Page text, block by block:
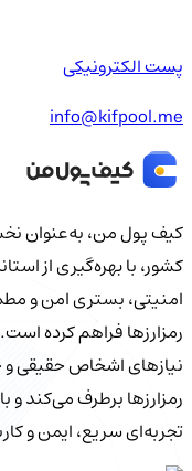
پست الکترونیکی
info@kifpool.me
کیف‌ پول من، به‌عنوان
کشور، با بهره‌گیری از
امنیتی، بستری امن و
رمزارزها فراهم کرده
نیازهای اشخاص حقیقی و
رمزارزها برطرف می‌کند و
تجربه‌ای سریع، ایمن و